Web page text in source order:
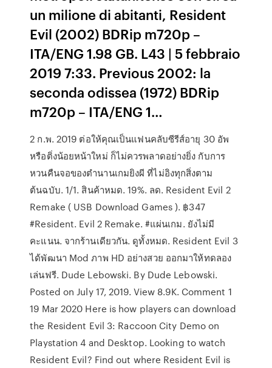
un milione di abitanti, Resident
Evil (2002) BDRip m720p –
ITA/ENG 1.98 GB. L43 | 5 febbraio
2019 7:33. Previous 2002: la
seconda odissea (1972) BDRip
m720p – ITA/ENG 1…
2 ก.พ. 2019 ต่อให้คุณเป็นแฟนคลับซีรีส์อายุ 30 อัพ
หรือติ่งน้อยหน้าใหม่ ก็ไม่ควรพลาดอย่างยิ่ง กับการ
หวนคืนจอของตำนานเกมยิงผี ที่ไม่อิงทุกสิ่งตาม
ต้นฉบับ. 1/1. สินค้าหมด. 19%. ลด. Resident Evil 2
Remake ( USB Download Games ). ฿347
#Resident. Evil 2 Remake. #แผ่นเกม. ยังไม่มี
คะแนน. จากร้านเดียวกัน. ดูทั้งหมด. Resident Evil 3
ได้พัฒนา Mod ภาพ HD อย่างสวย ออกมาให้ทดลอง
เล่นฟรี. Dude Lebowski. By Dude Lebowski.
Posted on July 17, 2019. View 8.9K. Comment 1
19 Mar 2020 Here is how players can download
the Resident Evil 3: Raccoon City Demo on
Playstation 4 and Desktop. Looking to watch
Resident Evil? Find out where Resident Evil is